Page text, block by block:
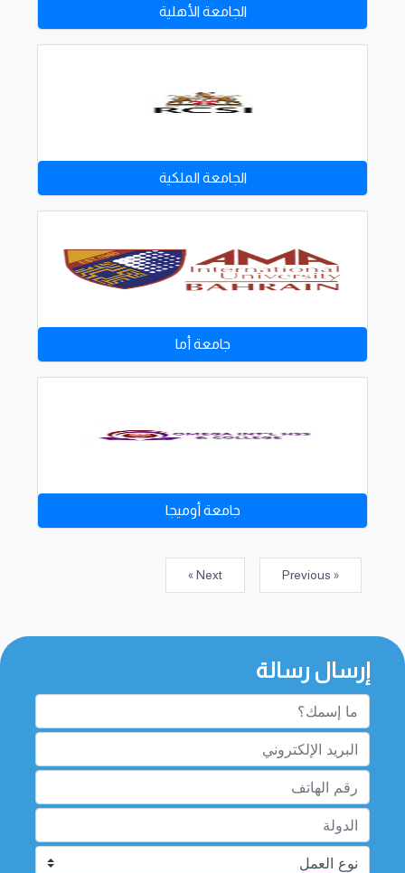
الجامعة الأهلية
الجامعة الملكية
جامعة أما
جامعة أوميجا
« Previous
Next »
إرسال رسالة